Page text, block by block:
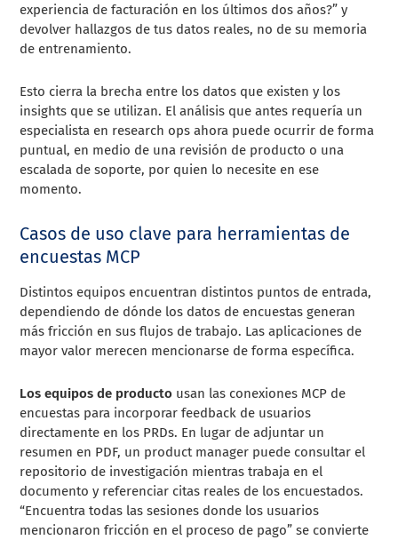
experiencia de facturación en los últimos dos años?” y
devolver hallazgos de tus datos reales, no de su memoria
de entrenamiento.
Esto cierra la brecha entre los datos que existen y los
insights que se utilizan. El análisis que antes requería un
especialista en research ops ahora puede ocurrir de forma
puntual, en medio de una revisión de producto o una
escalada de soporte, por quien lo necesite en ese
momento.
Casos de uso clave para herramientas de
encuestas MCP
Distintos equipos encuentran distintos puntos de entrada,
dependiendo de dónde los datos de encuestas generan
más fricción en sus flujos de trabajo. Las aplicaciones de
mayor valor merecen mencionarse de forma específica.
Los equipos de producto usan las conexiones MCP de
encuestas para incorporar feedback de usuarios
directamente en los PRDs. En lugar de adjuntar un
resumen en PDF, un product manager puede consultar el
repositorio de investigación mientras trabaja en el
documento y referenciar citas reales de los encuestados.
“Encuentra todas las sesiones donde los usuarios
mencionaron fricción en el proceso de pago” se convierte